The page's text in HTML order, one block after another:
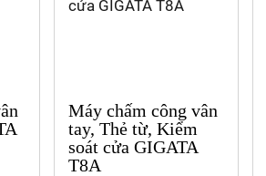
Máy chấm công vân
tay, Thẻ từ, Kiểm
soát cửa GIGATA
T8A